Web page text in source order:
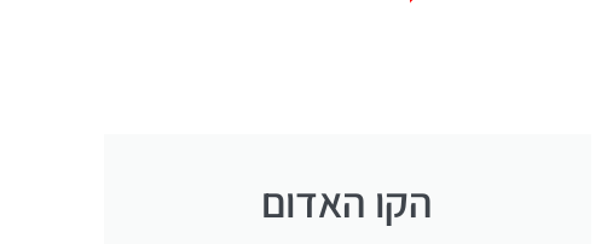
הקו האדום